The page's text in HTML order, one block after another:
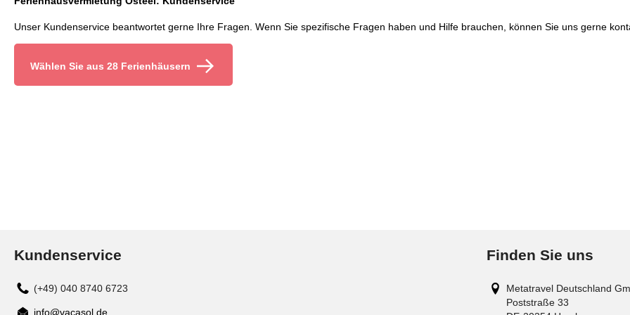
Unser Kundenservice beantwortet gerne Ihre Fragen. Wenn Sie spezifische Fragen haben und Hilfe brauchen, können Sie uns gerne
Wählen Sie aus 28 Ferienhäusern
Kundenservice
(+49) 040 8740 6723
info@vacasol.de
Finden Sie uns
Metatravel Deutschland
Poststraße 33